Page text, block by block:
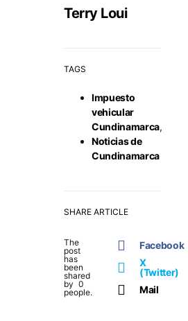
Terry Loui
TAGS
Impuesto
vehicular
Cundinamarca,
Noticias de
Cundinamarca
SHARE ARTICLE
The
post
has
been
shared
by 0
people.
Facebook
X
(Twitter)
Mail